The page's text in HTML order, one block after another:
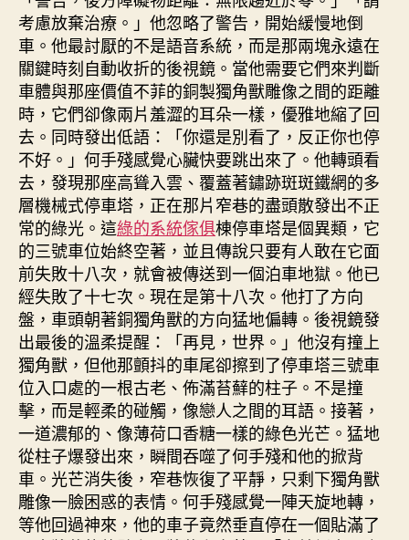
考慮放棄治療。」他忽略了警告，開始緩慢地倒
車。他最討厭的不是語音系統，而是那兩塊永遠在
關鍵時刻自動收折的後視鏡。當他需要它們來判斷
車體與那座價值不菲的銅製獨角獸雕像之間的距離
時，它們卻像兩片羞澀的耳朵一樣，優雅地縮了回
去。同時發出低語：「你還是別看了，反正你也停
不好。」何手殘感覺心臟快要跳出來了。他轉頭看
去，發現那座高聳入雲、覆蓋著鏽跡斑斑鐵網的多
層機械式停車塔，正在那片窄巷的盡頭散發出不正
常的綠光。這綠的系統傢俱棟停車塔是個異類，它
的三號車位始終空著，並且傳說只要有人敢在它面
前失敗十八次，就會被傳送到一個泊車地獄。他已
經失敗了十七次。現在是第十八次。他打了方向
盤，車頭朝著銅獨角獸的方向猛地偏轉。後視鏡發
出最後的溫柔提醒：「再見，世界。」他沒有撞上
獨角獸，但他那顫抖的車尾卻擦到了停車塔三號車
位入口處的一根古老、佈滿苔蘚的柱子。不是撞
擊，而是輕柔的碰觸，像戀人之間的耳語。接著，
一道濃郁的、像薄荷口香糖一樣的綠色光芒。猛地
從柱子爆發出來，瞬間吞噬了何手殘和他的掀背
車。光芒消失後，窄巷恢復了平靜，只剩下獨角獸
雕像一臉困惑的表情。何手殘感覺一陣天旋地轉，
等他回過神來，他的車子竟然垂直停在一個貼滿了